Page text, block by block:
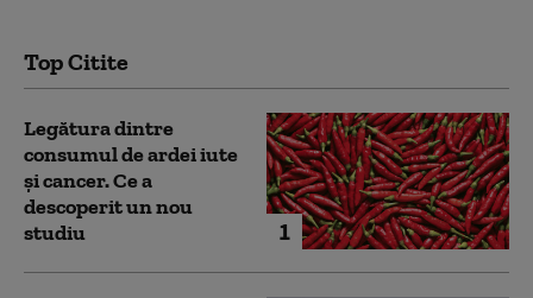
Top Citite
1
Legătura dintre
consumul de ardei iute
și cancer. Ce a
descoperit un nou
studiu